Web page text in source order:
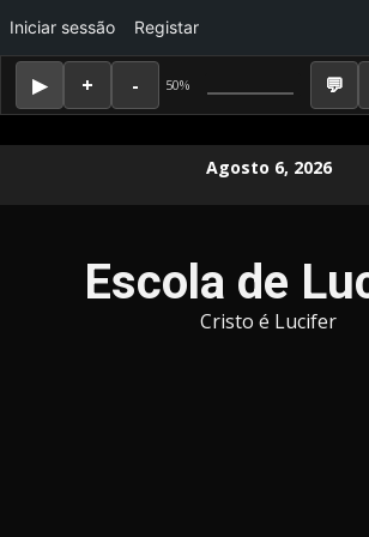
50%
Iniciar sessão Registar
Agosto 6, 2026
Escola de
Cristo é Lucifer